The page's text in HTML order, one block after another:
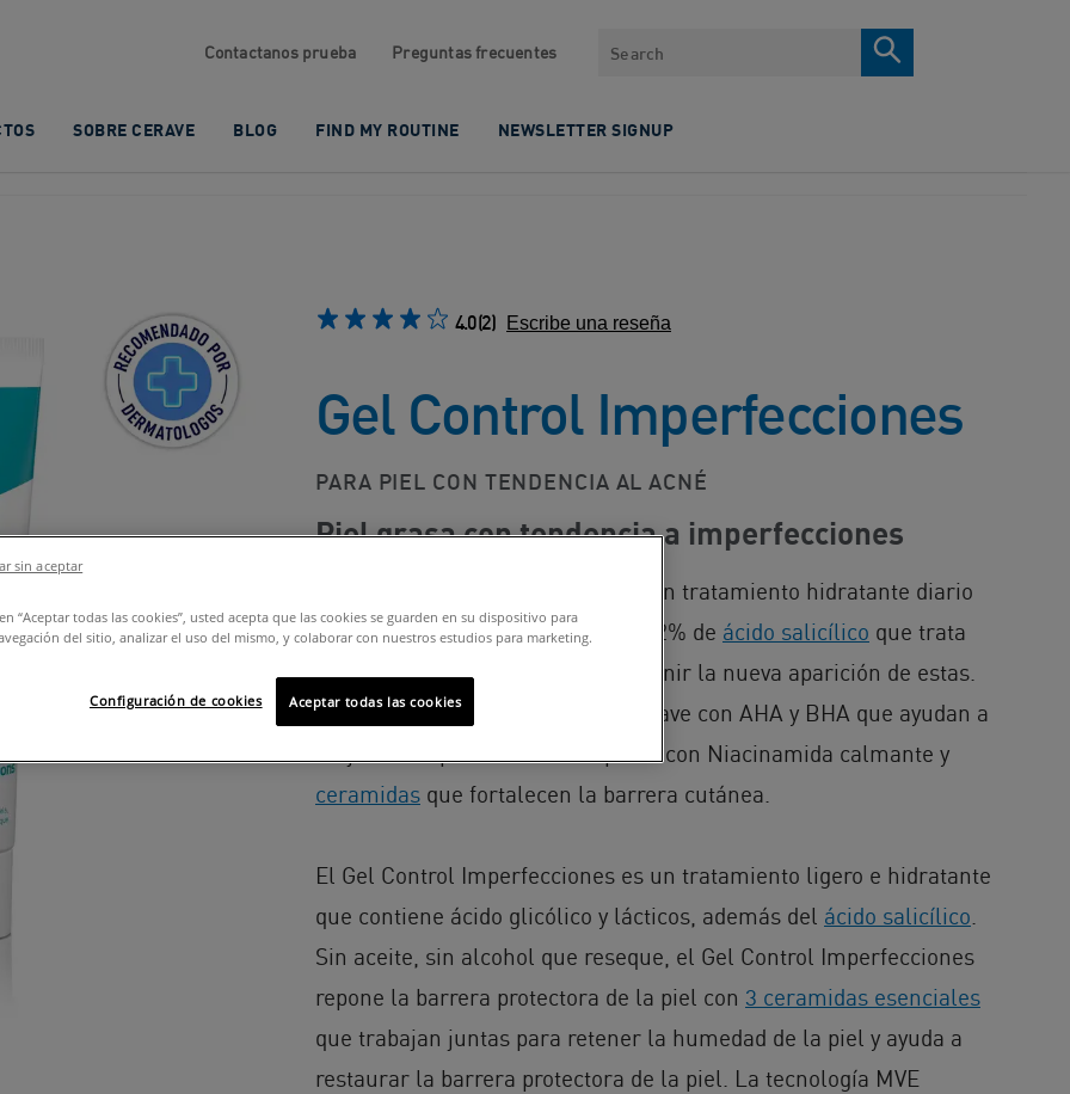
Contactanos prueba Preguntas frecuentes Search
SOBRE CERAVE BLOG FIND MY ROUTINE NEWSLETTER SIGNUP
4.0(2) Escribe una reseña
Gel Control Imperfecciones
PARA PIEL CON TENDENCIA AL ACNÉ
Piel grasa con tendencia a imperfecciones​
El Gel Control Imperfecciones es un tratamiento hidratante diario
contra las imperfecciones con un 2% de ácido salicílico que trata
las imperfecciones y ayuda a prevenir la nueva aparición de estas.
También ofrece una exfoliación suave con AHA y BHA que ayudan a
mejorar la apariencia de los poros con Niacinamida calmante y
ceramidas que fortalecen la barrera cutánea.
El Gel Control Imperfecciones es un tratamiento ligero e hidratante
que contiene ácido glicólico y lácticos, además del ácido salicílico.
Sin aceite, sin alcohol que reseque, el Gel Control Imperfecciones
repone la barrera protectora de la piel con 3 ceramidas esenciales
que trabajan juntas para retener la humedad de la piel y ayuda a
restaurar la barrera protectora de la piel. La tecnología MVE
“Aceptar todas las cookies”, usted acepta que las cookies se guarden en su dispositivo para
del sitio, analizar el uso del mismo, y colaborar con nuestros estudios para marketing.
Aceptar todas las cookies
Configuración de cookies
sin aceptar